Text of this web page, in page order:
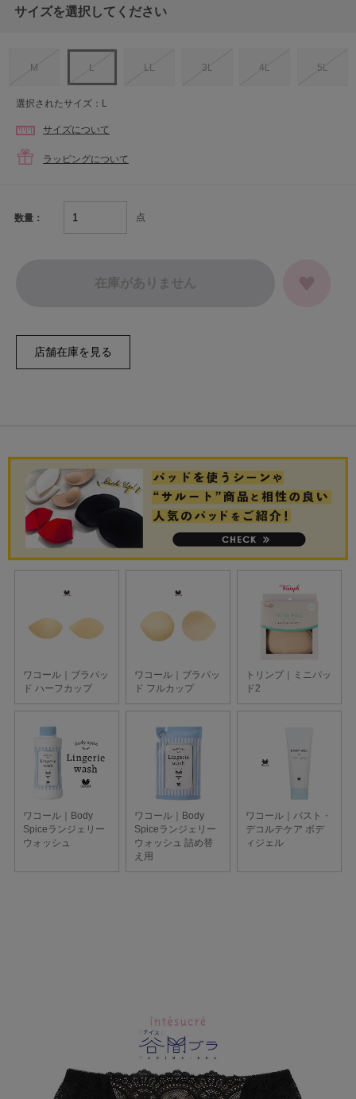
サイズを選択してください
M L LL 3L 4L 5L
選択されたサイズ：L
サイズについて
ラッピングについて
数量： 点
在庫がありません